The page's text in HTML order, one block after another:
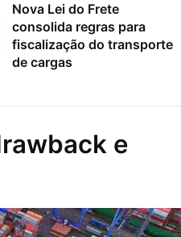
Nova Lei do Frete
consolida regras para
fiscalização do transporte
de cargas
e